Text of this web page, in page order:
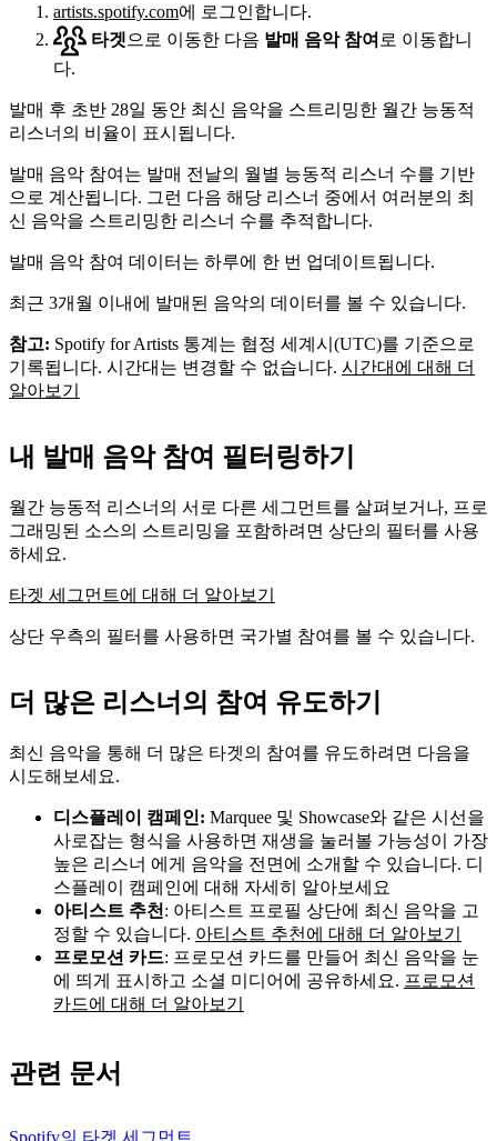
artists.spotify.com에 로그인합니다.
타겟으로 이동한 다음 발매 음악 참여 로 이동합니
다.
발매 후 초반 28일 동안 최신 음악을 스트리밍한 월간 능동적
리스너의 비율이 표시됩니다.
발매 음악 참여는 발매 전날의 월별 능동적 리스너 수를 기반
으로 계산됩니다. 그런 다음 해당 리스너 중에서 여러분의 최
신 음악을 스트리밍한 리스너 수를 추적합니다.
발매 음악 참여 데이터는 하루에 한 번 업데이트됩니다.
최근 3개월 이내에 발매된 음악의 데이터를 볼 수 있습니다.
참고: Spotify for Artists 통계는 협정 세계시(UTC)를 기준으로
기록됩니다. 시간대는 변경할 수 없습니다. 시간대에 대해 더
알아보기
내 발매 음악 참여 필터링하기
월간 능동적 리스너의 서로 다른 세그먼트를 살펴보거나, 프로
그래밍된 소스의 스트리밍을 포함하려면 상단의 필터를 사용
하세요.
타겟 세그먼트에 대해 더 알아보기
상단 우측의 필터를 사용하면 국가별 참여를 볼 수 있습니다.
더 많은 리스너의 참여 유도하기
최신 음악을 통해 더 많은 타겟의 참여를 유도하려면 다음을
시도해보세요.
디스플레이 캠페인: Marquee 및 Showcase와 같은 시선을
사로잡는 형식을 사용하면 재생을 눌러볼 가능성이 가장
높은 리스너 에게 음악을 전면에 소개할 수 있습니다. 디
스플레이 캠페인에 대해 자세히 알아보세요
아티스트 추천 : 아티스트 프로필 상단에 최신 음악을 고
정할 수 있습니다. 아티스트 추천에 대해 더 알아보기
프로모션 카드: 프로모션 카드를 만들어 최신 음악을 눈
에 띄게 표시하고 소셜 미디어에 공유하세요. 프로모션
카드에 대해 더 알아보기
관련 문서
Spotify의 타겟 세그먼트